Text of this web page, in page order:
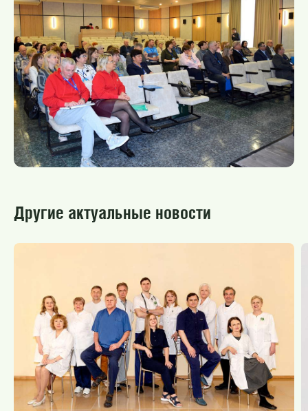
Другие актуальные новости